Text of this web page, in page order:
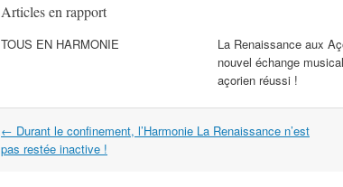
Articles en rapport
TOUS EN HARMONIE
La Renaissance aux
nouvel échange
açorien réussi !
Navigation
dans
← Durant le confinement, l’Harmonie La Renaissance n’est
pas restée inactive !